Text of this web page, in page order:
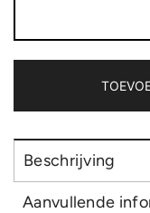
Beschrijving
Aanvullende